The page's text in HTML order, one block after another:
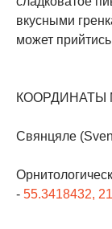
вкусными
может
КООРДИНАТЫ
Свянцяле
- 55.3418432,